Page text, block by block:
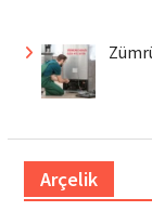
Arçelik